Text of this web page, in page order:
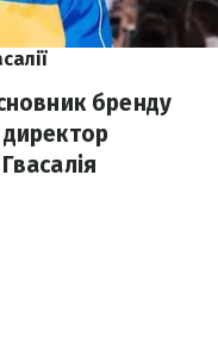
бренду